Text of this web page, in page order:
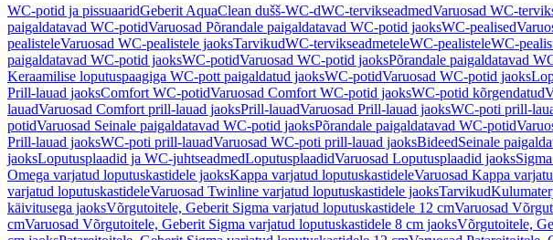
WC-potid ja pissuaaridGeberit AquaClean dušš-WC-dWC-tervikseadmedVaruosad WC-
paigaldatavad WC-potidVaruosad Põrandale paigaldatavad WC-potid jaoksWC-pealised
pealisteleVaruosad WC-pealistele jaoksTarvikudWC-tervikseadmeteleWC-pealisteleWC-
paigaldatavad WC-potid jaoksWC-potidVaruosad WC-potid jaoksPõrandale paigaldatavad
Keraamilise loputuspaagiga WC-pott paigaldatud jaoksWC-potidVaruosad WC-potid jaoks
Prill-lauad jaoksComfort WC-potidVaruosad Comfort WC-potid jaoksWC-potid kõrgendatud
lauadVaruosad Comfort prill-lauad jaoksPrill-lauadVaruosad Prill-lauad jaoksWC-poti prill-
potidVaruosad Seinale paigaldatavad WC-potid jaoksPõrandale paigaldatavad WC-potid
Prill-lauad jaoksWC-poti prill-lauadVaruosad WC-poti prill-lauad jaoksBideedSeinale
jaoksLoputusplaadid ja WC-juhtseadmedLoputusplaadidVaruosad Loputusplaadid jaoks
Omega varjatud loputuskastidele jaoksKappa varjatud loputuskastideleVaruosad Kappa
varjatud loputuskastideleVaruosad Twinline varjatud loputuskastidele jaoksTarvikud
käivitusega jaoksVõrgutoitele, Geberit Sigma varjatud loputuskastidele 12 cmVaruosad
cmVaruosad Võrgutoitele, Geberit Sigma varjatud loputuskastidele 8 cm jaoksVõrgutoitele,